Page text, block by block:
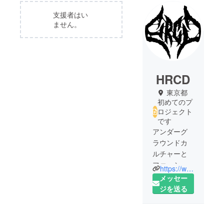
支援者はい
ません。
HRCD
東京都
初めてのプ
ロジェクト
です
アンダーグ
ラウンドカ
ルチャーと
ファッショ
ントレンド
の融合。
https://www.instagram.com/hrcd13/?hl=ja
メッセー
ジを送る